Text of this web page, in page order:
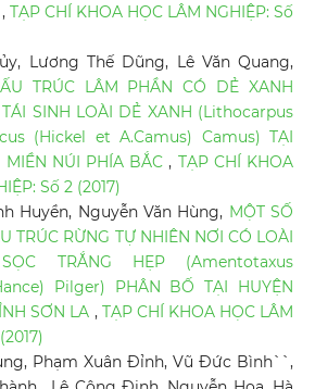
, TẠP CHÍ KHOA HỌC LÂM NGHIỆP: Số
Lương Thế Dũng, Lê Văn Quang,
TRÚC LÂM PHẦN CÓ DẺ XANH
SINH LOÀI DẺ XANH (Lithocarpus
(Hickel et A.Camus) Camus) TẠI
MIỀN NÚI PHÍA BẮC, TẠP CHÍ KHOA
Số 2 (2017)
Huyền, Nguyễn Văn Hùng, MỘT SỐ
TRÚC RỪNG TỰ NHIÊN NƠI CÓ LOÀI
TRẮNG HẸP (Amentotaxus
Pilger) PHÂN BỐ TẠI HUYỆN
SƠN LA , TẠP CHÍ KHOA HỌC LÂM
Phạm Xuân Đỉnh, Vũ Đức Bình``,